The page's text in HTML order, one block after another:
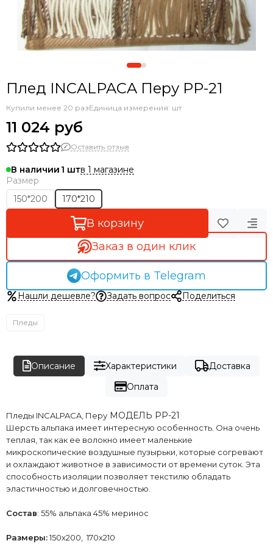
Плед INCALPACA Перу РР-21
Купили менее 20 разЕдиница измерения: шт
11 024 руб
Оставить отзыв
В наличии 1
в 1 магазине
Размер
150*200
170*210
В корзину
Заказ в один клик
Оформить в Telegram
Нашли дешевле? Задать вопрос Поделиться
Пледы
Описание Характеристики
Доставка
Оплата
Пледы INCALPACA, Перу МОДЕЛЬ РР-21
Шерсть альпака имеет интересную особенность. Она очень
теплая, так как ее волокно имеет маленькие
микроскопические воздушные пузырьки, которые согревают
и охлаждают животное в зависимости от времени суток. Эта
способность изоляции позволяет текстилю обладать
эластичностью и долговечностью.
Состав: 55% альпака 45% меринос
Размеры:150х200, 170х210